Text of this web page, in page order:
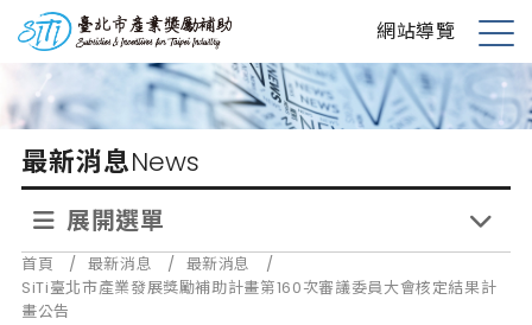
到
要
內
台北市產業獎勵補助 網站導覽
展
開
選
單
最新消息News
展開選單
首頁 / 最新消息 / 最新消息
/
SiTi臺北市產業發展獎勵補助計畫第160次審議委員大會核定結果計
畫公告